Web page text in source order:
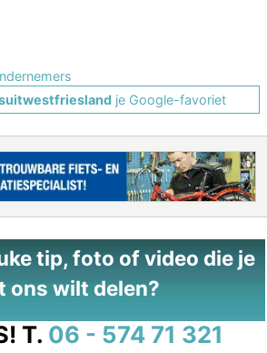
je Google-favoriet
tip, foto of video die je
ons wilt delen?
T. 06 - 574 71 321